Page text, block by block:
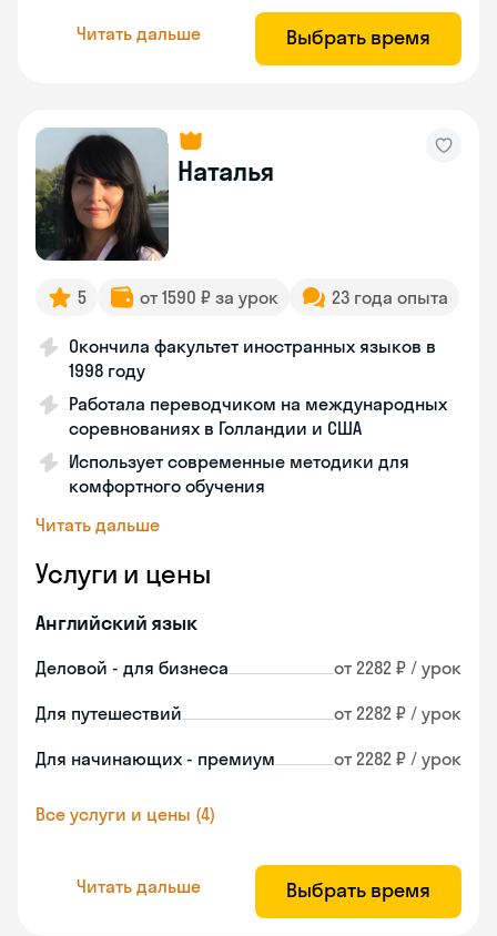
Читать дальше Выбрать время
Наталья
5 от 1590 ₽ за урок 23 года опыта
Окончила факультет иностранных языков в
1998 году
Работала переводчиком на международных
соревнованиях в Голландии и США
Использует современные методики для
комфортного обучения
Читать дальше
Услуги и цены
Английский язык
Деловой - для бизнеса от 2282 ₽ / урок
Для путешествий от 2282 ₽ / урок
Для начинающих - премиум от 2282 ₽ / урок
Все услуги и цены (4)
Читать дальше Выбрать время